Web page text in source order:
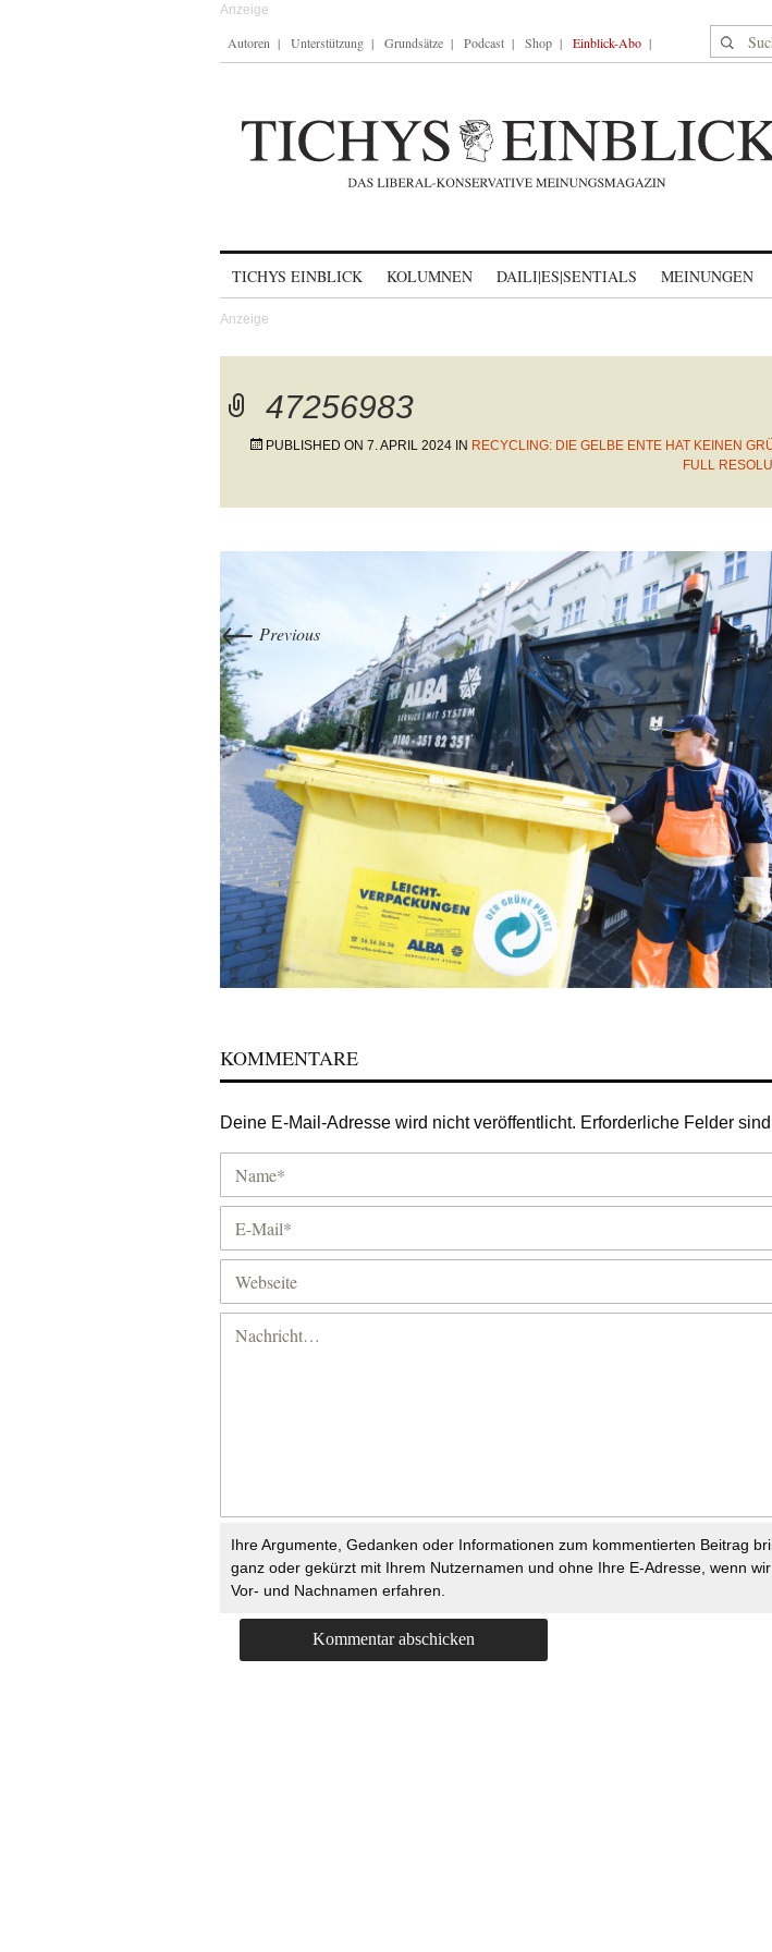
Autoren Unterstützung Grundsätze Podcast Shop Einblick-Abo Suche
TICHYS EINBLICK KOLUMNEN DAILI|ES|SENTIALS MEINUNGEN
47256983
PUBLISHED ON 7. APRIL 2024 IN RECYCLING: DIE GELBE ENTE HAT KEINEN
FULL
← Previous
KOMMENTARE
Deine E-Mail-Adresse wird nicht veröffentlicht. Erforderliche Felder
Ihre Argumente, Gedanken oder Informationen zum kommentierten Beitrag
ganz oder gekürzt mit Ihrem Nutzernamen und ohne Ihre E-Adresse, wenn
Vor- und Nachnamen erfahren.